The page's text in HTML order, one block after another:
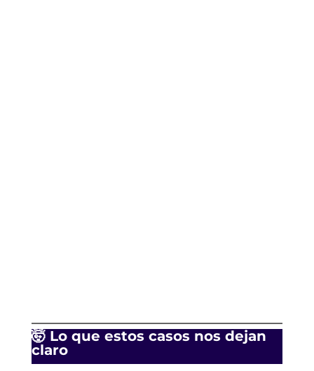
🤯 Lo que estos casos nos dejan
claro